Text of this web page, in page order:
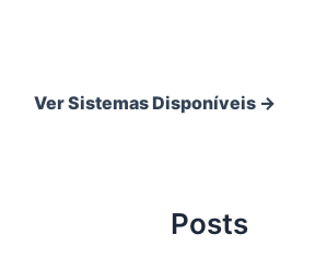
Ver Sistemas Disponíveis →
Posts